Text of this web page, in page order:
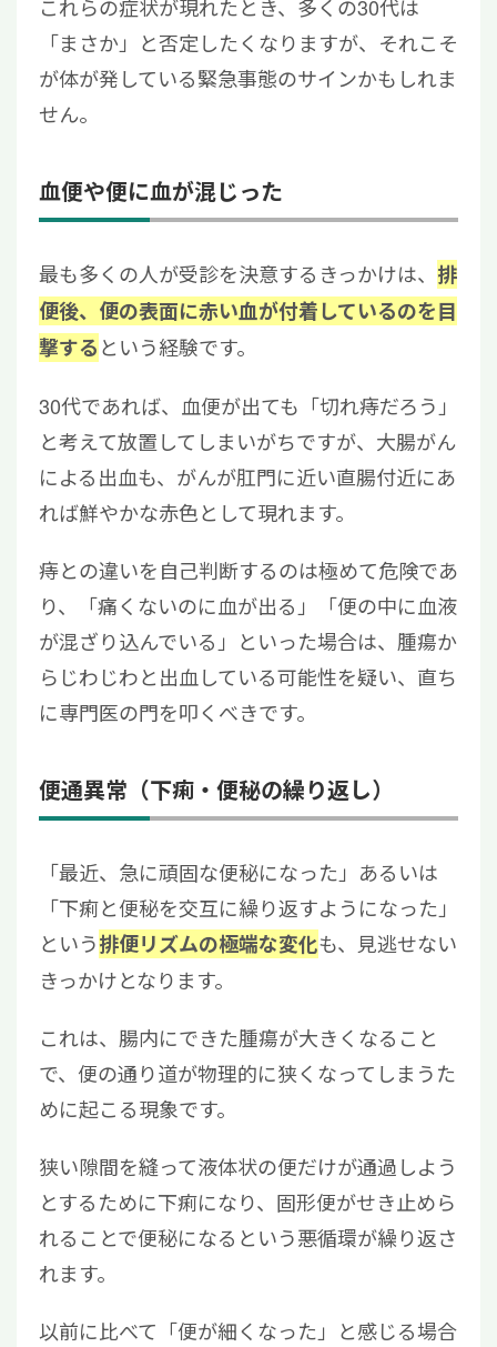
これらの症状が現れたとき、多くの30代は
「まさか」と否定したくなりますが、それこそ
が体が発している緊急事態のサインかもしれま
せん。
血便や便に血が混じった
最も多くの人が受診を決意するきっかけは、 排
便後、便の表面に赤い血が付着しているのを目
撃するという経験です。
30代であれば、血便が出ても「切れ痔だろう」
と考えて放置してしまいがちですが、大腸がん
による出血も、がんが肛門に近い直腸付近にあ
れば鮮やかな赤色として現れます。
痔との違いを自己判断するのは極めて危険であ
り、「痛くないのに血が出る」「便の中に血液
が混ざり込んでいる」といった場合は、腫瘍か
らじわじわと出血している可能性を疑い、直ち
に専門医の門を叩くべきです。
便通異常（下痢・便秘の繰り返し）
「最近、急に頑固な便秘になった」あるいは
「下痢と便秘を交互に繰り返すようになった」
という排便リズムの極端な変化も、見逃せない
きっかけとなります。
これは、腸内にできた腫瘍が大きくなること
で、便の通り道が物理的に狭くなってしまうた
めに起こる現象です。
狭い隙間を縫って液体状の便だけが通過しよう
とするために下痢になり、固形便がせき止めら
れることで便秘になるという悪循環が繰り返さ
れます。
以前に比べて「便が細くなった」と感じる場合